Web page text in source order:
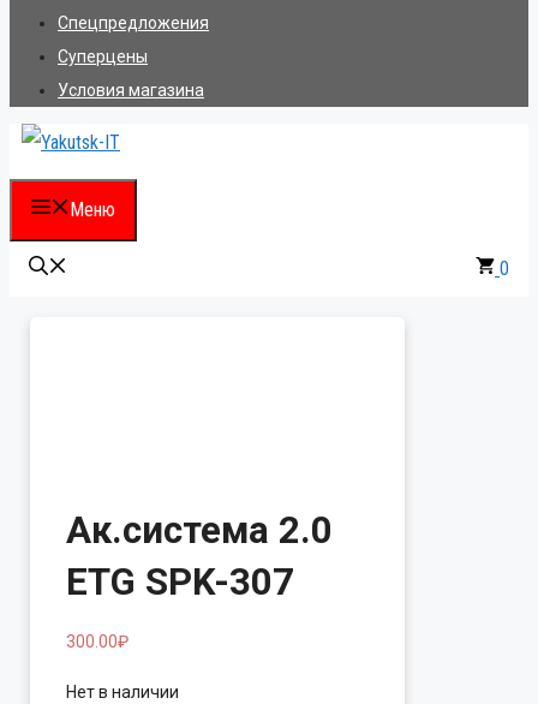
Спецпредложения
Суперцены
Условия магазина
Меню
0
Ак.система 2.0
ETG SPK-307
300.00₽
Нет в наличии